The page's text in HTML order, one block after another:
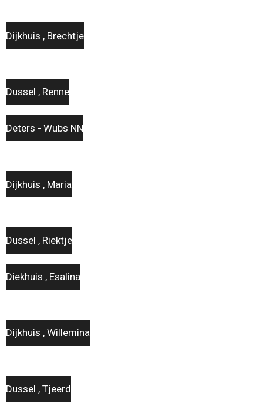
Dijkhuis , Brechtje
Dussel , Renne
Deters - Wubs NN
Dijkhuis , Maria
Dussel , Riektje
Diekhuis , Esalina
Dijkhuis , Willemina
Dussel , Tjeerd